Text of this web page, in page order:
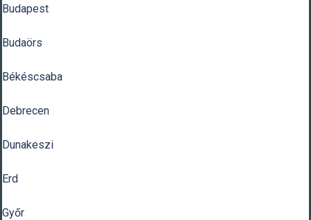
Budapest
Budaörs
Békéscsaba
Debrecen
Dunakeszi
Erd
Győr